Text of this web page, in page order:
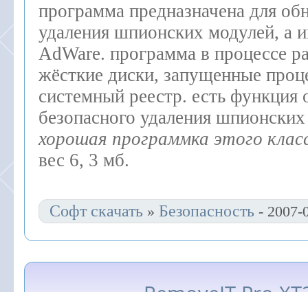
программа предназначена для
удаления шпионских модулей, а
AdWare. программа в процессе
жёсткие диски, запущенные
системный реестр. есть функция
безопасного удаления
хорошая программка этого
вес 6, 3 мб.
Софт скачать » Безопасность - 2007-